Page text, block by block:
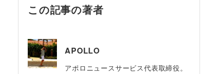
この記事の著者
APOLLO
アポロニュースサービス代表取締役。